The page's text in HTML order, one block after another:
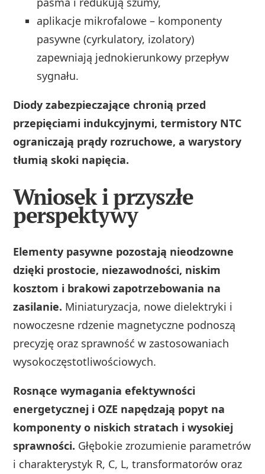
aplikacje mikrofalowe – komponenty
pasywne (cyrkulatory, izolatory)
zapewniają jednokierunkowy przepływ
sygnału.
Diody zabezpieczające chronią przed
przepięciami indukcyjnymi, termistory NTC
ograniczają prądy rozruchowe, a warystory
tłumią skoki napięcia.
Wniosek i przyszłe
perspektywy
Elementy pasywne pozostają nieodzowne
dzięki prostocie, niezawodności, niskim
kosztom i brakowi zapotrzebowania na
zasilanie. Miniaturyzacja, nowe dielektryki i
nowoczesne rdzenie magnetyczne podnoszą
precyzję oraz sprawność w zastosowaniach
wysokoczęstotliwościowych.
Rosnące wymagania efektywności
energetycznej i OZE napędzają popyt na
komponenty o niskich stratach i wysokiej
sprawności. Głębokie zrozumienie parametrów
i charakterystyk R, C, L, transformatorów oraz